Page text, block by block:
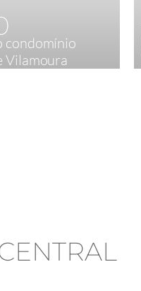
condomínio
Vilamoura